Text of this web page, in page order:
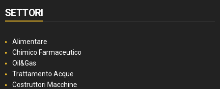
SETTORI
Alimentare
Chimico Farmaceutico
Oil&Gas
Trattamento Acque
Costruttori Macchine